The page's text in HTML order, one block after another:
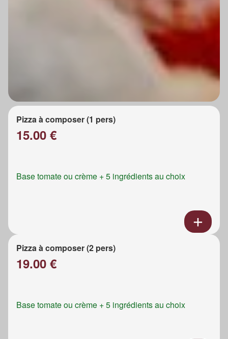
Pizza à composer (1 pers)
15.00 €
Base tomate ou crème + 5 ingrédients au choix
Pizza à composer (2 pers)
19.00 €
Base tomate ou crème + 5 ingrédients au choix